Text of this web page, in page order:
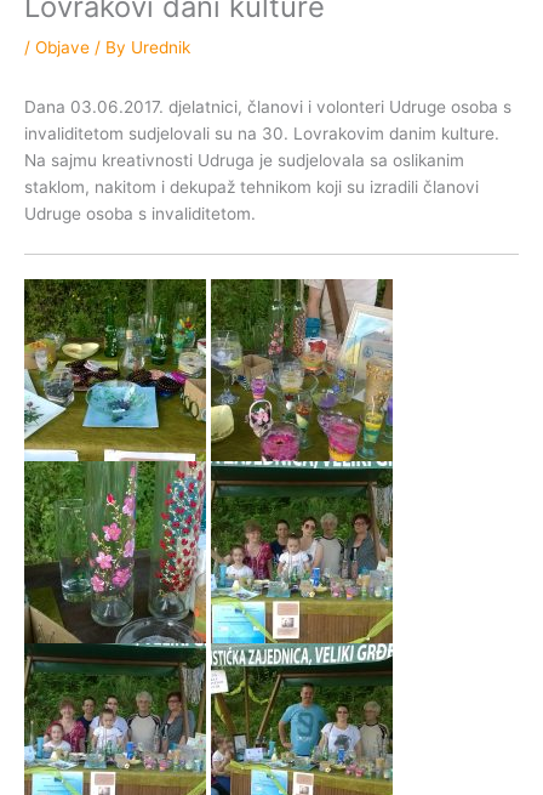
Lovrakovi dani kulture
/ Objave / By Urednik
Dana 03.06.2017. djelatnici, članovi i volonteri Udruge osoba s
invaliditetom sudjelovali su na 30. Lovrakovim danim kulture.
Na sajmu kreativnosti Udruga je sudjelovala sa oslikanim
staklom, nakitom i dekupaž tehnikom koji su izradili članovi
Udruge osoba s invaliditetom.